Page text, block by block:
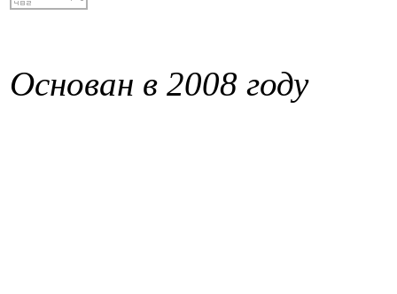
Основан в 2008 году